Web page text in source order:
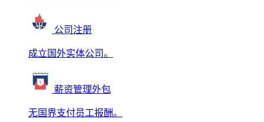
公司注册
成立国外实体公司。
薪资管理外包
无国界支付员工报酬。